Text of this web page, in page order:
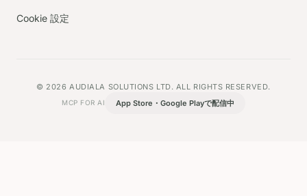
Cookie 設定
© 2026 AUDIALA SOLUTIONS LTD. ALL RIGHTS RESERVED.
MCP FOR AI App Store・Google Playで配信中